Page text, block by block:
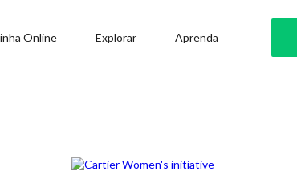
Online Explorar Aprenda